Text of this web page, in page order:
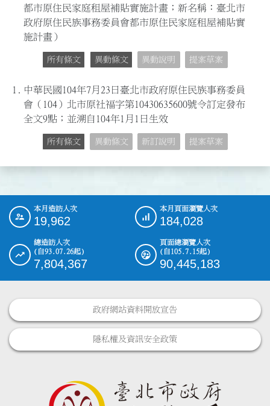
都市原住民家庭租屋補貼實施計畫；新名稱：臺北市
政府原住民族事務委員會都市原住民家庭租屋補貼實
施計畫）
所有條文 異動條文 異動說明 提案草案
1.
中華民國104年7月23日臺北市政府原住民族事務委員
會（104）北市原社福字第10430635600號令訂定發布
全文9點；並溯自104年1月1日生效
所有條文 異動條文 新訂說明 提案草案
::: 本月造訪人次
19,962
本月頁面瀏覽人次
184,028
總造訪人次
(自93.07.26起)
7,804,367
頁面總瀏覽人次
(自105.7.15起)
90,445,183
政府網站資料開放宣告
隱私權及資訊安全政策